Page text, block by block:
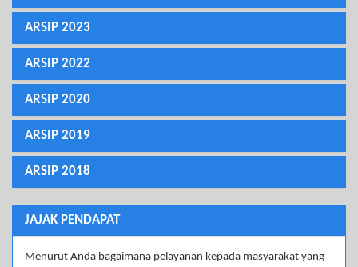
ARSIP 2023
ARSIP 2022
ARSIP 2020
ARSIP 2019
ARSIP 2018
JAJAK PENDAPAT
Menurut Anda bagaimana pelayanan kepada masyarakat yang